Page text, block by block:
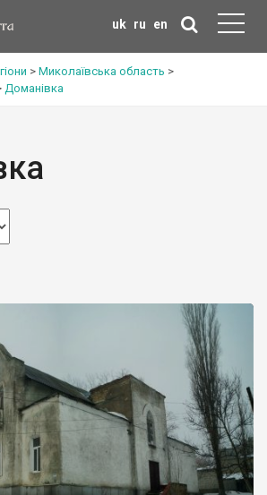
uk ru en
> Миколаївська область >
Доманівка